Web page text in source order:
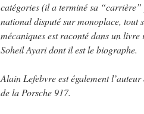
catégories (il a terminé sa
national disputé sur monoplace, tout
mécaniques est raconté dans un
Soheil Ayari dont il est le biographe.
Alain Lefebvre est également
de la Porsche 917.